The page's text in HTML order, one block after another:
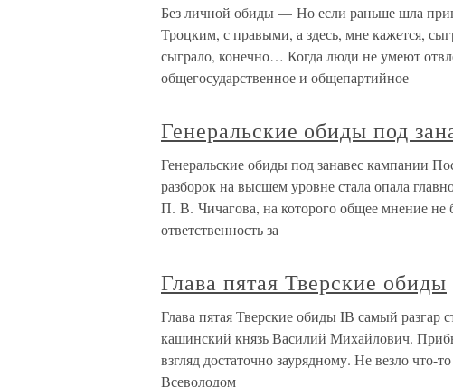
Без личной обиды — Но если раньше шла
Троцким, с правыми, а здесь, мне кажется,
сыграло, конечно… Когда люди не умеют
общегосударственное и общепартийное
Генеральские обиды под
Генеральские обиды под занавес кампании
разборок на высшем уровне стала опала
П. В. Чичагова, на которого общее мнение не
ответственность за
Глава пятая Тверские обиды
Глава пятая Тверские обиды IВ самый разгар
кашинский князь Василий Михайлович.
взгляд достаточно заурядному. Не везло
Всеволодом